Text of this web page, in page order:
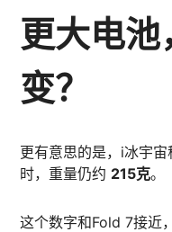
更大电
变？
更有意思的是，i冰宇
时，重量仍约 215克。
这个数字和Fold 7接近